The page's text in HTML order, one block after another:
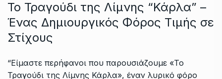
Το Τραγούδι της Λίμνης “Κάρλα” –
Ένας Δημιουργικός Φόρος Τιμής σε
Στίχους
“Eίμαστε περήφανοι που παρουσιάζουμε «Το
Τραγούδι της Λίμνης Κάρλα», έναν λυρικό φόρο